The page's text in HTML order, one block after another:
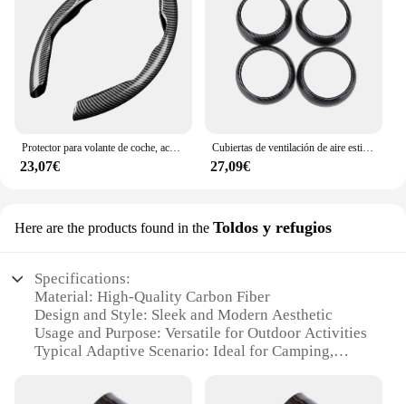
Protector para volante de coche, accesorios interiores universales de fibra de carbono para automóvil
23,07€
Cubiertas de ventilación de aire estilo fibra de carbono para coche, embellecedores de repuesto para Smart Fortwo/Forfour 453 2015-2021, accesorios automotrices
27,09€
Here are the products found in the Toldos y refugios
Specifications:
Material: High-Quality Carbon Fiber
Design and Style: Sleek and Modern Aesthetic
Usage and Purpose: Versatile for Outdoor Activities
Typical Adaptive Scenario: Ideal for Camping,